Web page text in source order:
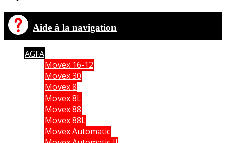
Aide à la navigation
AGFA
Movex 16-12
Movex 30
Movex 8
Movex 8L
Movex 88
Movex 88L
Movex Automatic